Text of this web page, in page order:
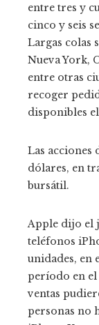
entre tres y
cinco y seis
Largas colas
Nueva York,
entre otras
recoger
disponibles
Las acciones
dólares, en
bursátil.
Apple dijo el
teléfonos
unidades, en
período en el
ventas
personas no